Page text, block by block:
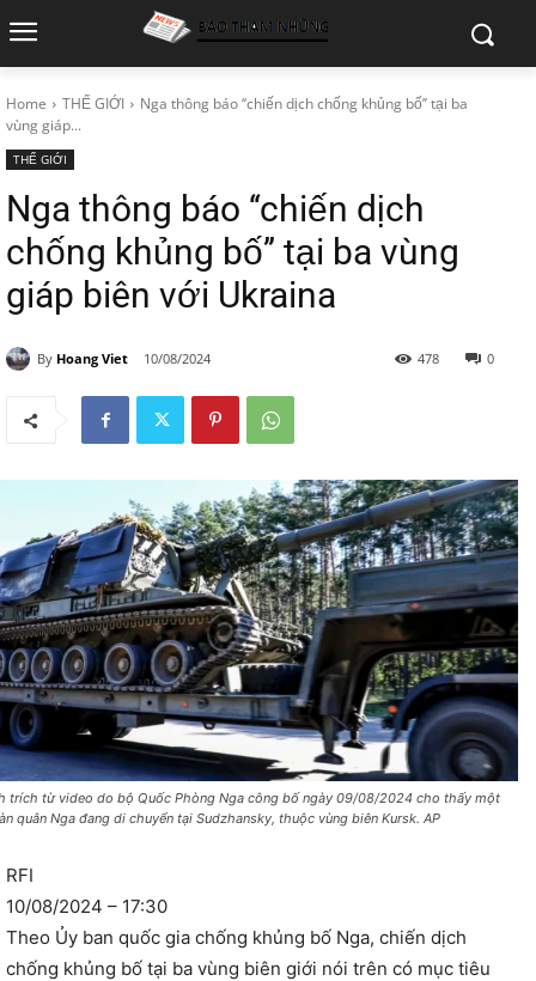
Home THẾ GIỚI
Nga thông báo ‘‘chiến dịch chống khủng bố’’ tại ba
vùng giáp...
THẾ GIỚI
Nga thông báo ‘‘chiến dịch
chống khủng bố’’ tại ba vùng
giáp biên với Ukraina
By Hoang Viet 10/08/2024 0
478
trích từ video do bộ Quốc Phòng Nga công bố ngày 09/08/2024 cho thấy một
quân Nga đang di chuyển tại Sudzhansky, thuộc vùng biên Kursk. AP
RFI
10/08/2024 – 17:30
Theo Ủy ban quốc gia chống khủng bố Nga, chiến dịch
chống khủng bố tại ba vùng biên giới nói trên có mục tiêu